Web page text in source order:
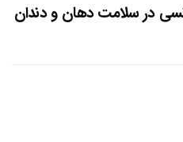
در سلامت دهان و دندان